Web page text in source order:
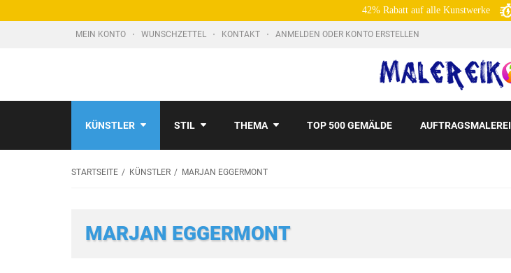
42% Rabatt auf alle Kunstwerke
MEIN KONTO WUNSCHZETTEL KONTAKT ANMELDEN ODER KONTO ERSTELLEN
KÜNSTLER STIL THEMA TOP 500 GEMÄLDE AUFTRAGSMALEREI
STARTSEITE KÜNSTLER MARJAN EGGERMONT
MARJAN EGGERMONT